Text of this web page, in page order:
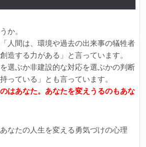
か。
人間は、環境や過去の出来事の犠牲者
造する力がある」と言っています。
選ぶか非建設的な対応を選ぶかの判断
っている」とも言っています。
のはあなた。あなたを変えうるのもあな
なたの人生を変える勇気づけの心理